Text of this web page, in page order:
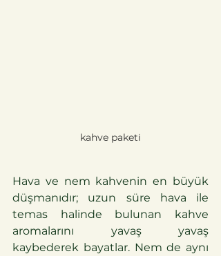
kahve paketi
Hava ve nem kahvenin en büyük
düşmanıdır; uzun süre hava ile
temas halinde bulunan kahve
aromalarını yavaş yavaş
kaybederek bayatlar. Nem de aynı